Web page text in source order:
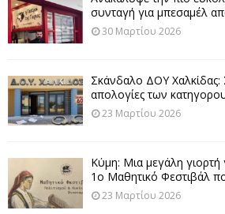
συνταγή για μπεσαμέλ
30 Μαρτίου 2026
Σκάνδαλο ΔΟΥ Χαλκίδας:
απολογίες των
23 Μαρτίου 2026
Κύμη: Μια μεγάλη γιορτή
1ο Μαθητικό Φεστιβάλ
23 Μαρτίου 2026